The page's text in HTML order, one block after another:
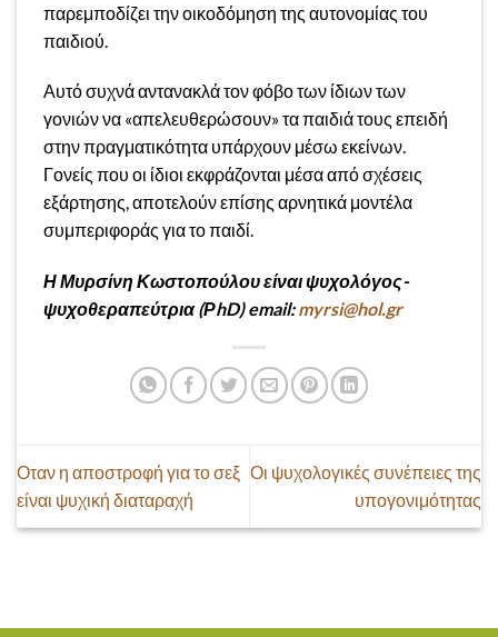
παρεμποδίζει την οικοδόμηση της αυτονομίας του
παιδιού.
Αυτό συχνά αντανακλά τον φόβο των ίδιων των
γονιών να «απελευθερώσουν» τα παιδιά τους επειδή
στην πραγματικότητα υπάρχουν μέσω εκείνων.
Γονείς που οι ίδιοι εκφράζονται μέσα από σχέσεις
εξάρτησης, αποτελούν επίσης αρνητικά μοντέλα
συμπεριφοράς για το παιδί.
Η Μυρσίνη Κωστοπούλου είναι ψυχολόγος-
ψυχοθεραπεύτρια (ΡhD) email:myrsi@hol.gr
Οταν η αποστροφή για το σεξ
είναι ψυχική διαταραχή
Οι ψυχολογικές συνέπειες της
υπογονιμότητας